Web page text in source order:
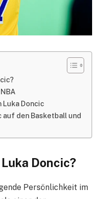
Doncic
auf den Basketball und
Doncic?
Persönlichkeit im